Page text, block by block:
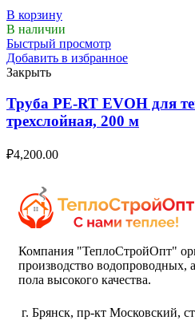
В корзину
В наличии
Быстрый просмотр
Добавить в избранное
Закрыть
Труба PE-RT EVOH для
трехслойная, 200 м
₽4,200.00
Компания "ТеплоСтройОпт"
производство водопроводных,
пола высокого качества.
г. Брянск, пр-кт Московский,